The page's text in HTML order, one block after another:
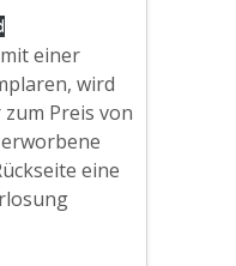
einer
wird
Preis von
eine